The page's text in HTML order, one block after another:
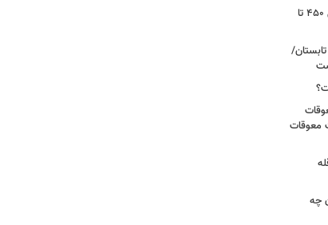
گزارشی از بازار برنج؛ قیمت‌ها همچنان در کانال ۴۵۰ تا
معوقات
چه